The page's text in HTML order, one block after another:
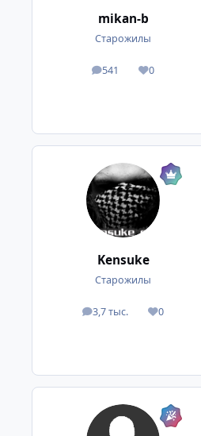
mikan-b
Старожилы
541
посты 0
Репутация
Kensuke
Старожилы
3,7 тыс.
посты 0
Репутация